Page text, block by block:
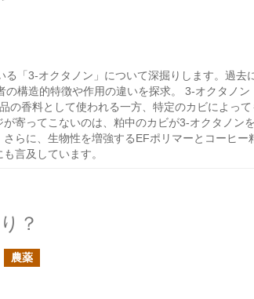
「3-オクタノン」について深掘りします。過去
構造的特徴や作用の違いを探求。 3-オクタノン
の香料として使われる一方、特定のカビによって
寄ってこないのは、粕中のカビが3-オクタノンを
らに、生物性を増強するEFポリマーとコーヒー
言及しています。
？
農薬